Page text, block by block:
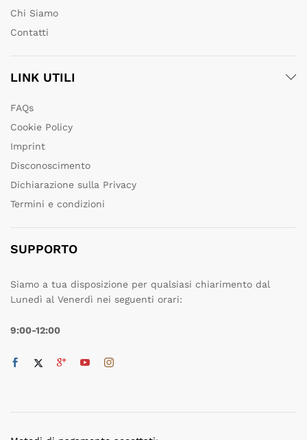
Chi Siamo
Contatti
LINK UTILI
FAQs
Cookie Policy
Imprint
Disconoscimento
Dichiarazione sulla Privacy
Termini e condizioni
SUPPORTO
Siamo a tua disposizione per qualsiasi chiarimento dal
Lunedì al Venerdì nei seguenti orari:
9:00-12:00